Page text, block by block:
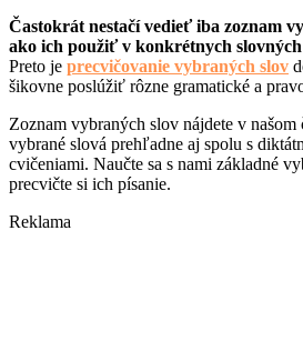
Častokrát nestačí vedieť iba zoznam
ako ich použiť v konkrétnych
Preto je precvičovanie vybraných slov
šikovne poslúžiť rôzne gramatické a
Zoznam vybraných slov nájdete v našom
vybrané slová prehľadne aj spolu s
cvičeniami. Naučte sa s nami základné
precvičte si ich písanie.
Reklama